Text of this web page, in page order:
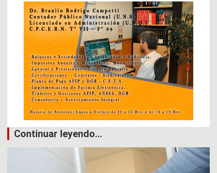
Continuar leyendo...